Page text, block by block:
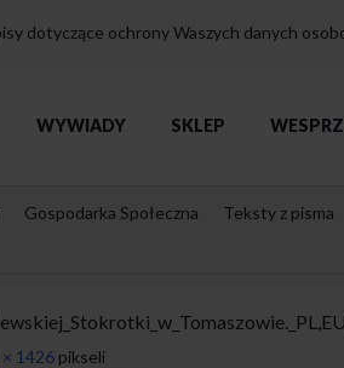
dotyczące ochrony Waszych danych
WYWIADY SKLEP
Gospodarka Społeczna Teksty z pisma
1426 pikseli